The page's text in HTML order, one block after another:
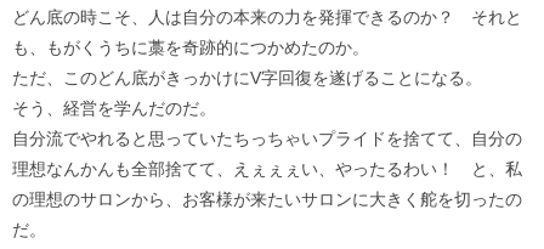
どん底の時こそ、人は自分の本来の力を発揮できるのか？ それと
も、もがくうちに藁を奇跡的につかめたのか。
ただ、このどん底がきっかけにV字回復を遂げることになる。
そう、経営を学んだのだ。
自分流でやれると思っていたちっちゃいプライドを捨てて、自分の
理想なんかんも全部捨てて、えぇぇぇい、やったるわい！ と、私
の理想のサロンから、お客様が来たいサロンに大きく舵を切ったの
だ。